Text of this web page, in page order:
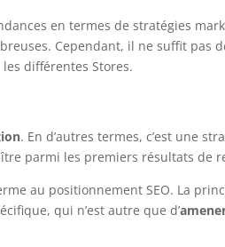
en termes de stratégies
Cependant, il ne suffit pas
différentes Stores.
. En d’autres termes, c’est une
parmi les premiers résultats de
au positionnement SEO. La
qui n’est autre que d’